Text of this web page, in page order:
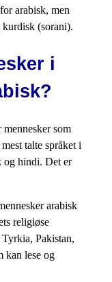
arabisk, men
kurdisk (sorani).
i
som
talte språket i
og hindi. Det er
arabisk
religiøse
Pakistan,
kan lese og